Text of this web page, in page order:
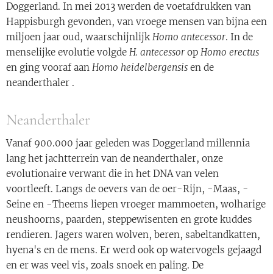
Doggerland. In mei 2013 werden de voetafdrukken van
Happisburgh gevonden, van vroege mensen van bijna een
miljoen jaar oud, waarschijnlijkHomo antecessor. In de
menselijke evolutie volgde H. antecessorop Homo erectus
en ging vooraf aan Homo heidelbergensis en de
neanderthaler .
Neanderthaler
Vanaf 900.000 jaar geleden was Doggerland millennia
lang het jachtterrein van de neanderthaler, onze
evolutionaire verwant die in het DNA van velen
voortleeft. Langs de oevers van de oer-Rijn, -Maas, -
Seine en -Theems liepen vroeger mammoeten, wolharige
neushoorns, paarden, steppewisenten en grote kuddes
rendieren. Jagers waren wolven, beren, sabeltandkatten,
hyena's en de mens. Er werd ook op watervogels gejaagd
en er was veel vis, zoals snoek en paling. De